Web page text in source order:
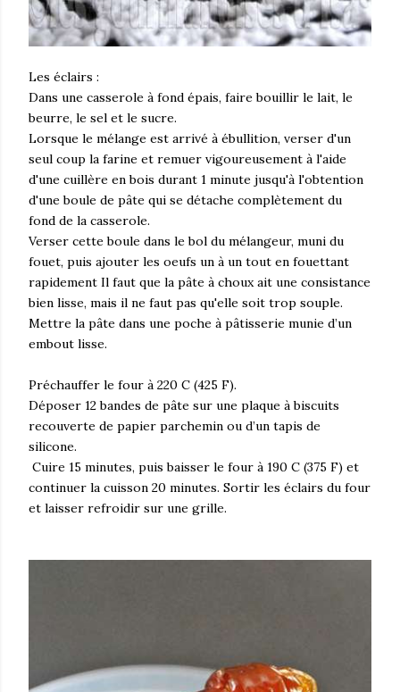
Les éclairs :
Dans une casserole à fond épais, faire bouillir le lait, le
beurre, le sel et le sucre.
Lorsque le mélange est arrivé à ébullition, verser d'un
seul coup la farine et remuer vigoureusement à l'aide
d'une cuillère en bois durant 1 minute jusqu'à l'obtention
d'une boule de pâte qui se détache complètement du
fond de la casserole.
Verser cette boule dans le bol du mélangeur, muni du
fouet, puis ajouter les oeufs un à un tout en fouettant
rapidement Il faut que la pâte à choux ait une consistance
bien lisse, mais il ne faut pas qu'elle soit trop souple.
Mettre la pâte dans une poche à pâtisserie munie d’un
embout lisse.
Préchauffer le four à 220 C (425 F).
Déposer 12 bandes de pâte sur une plaque à biscuits
recouverte de papier parchemin ou d’un tapis de
silicone.
Cuire 15 minutes, puis baisser le four à 190 C (375 F) et
continuer la cuisson 20 minutes. Sortir les éclairs du four
et laisser refroidir sur une grille.